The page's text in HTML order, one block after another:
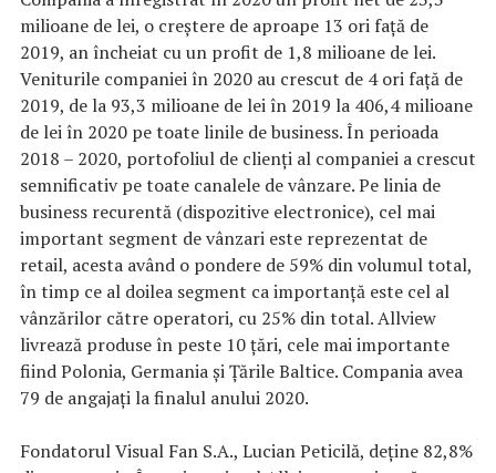
milioane de lei, o creștere de aproape 13 ori față de
2019, an încheiat cu un profit de 1,8 milioane de lei.
Veniturile companiei în 2020 au crescut de 4 ori față de
2019, de la 93,3 milioane de lei în 2019 la 406,4 milioane
de lei în 2020 pe toate linile de business. În perioada
2018 – 2020, portofoliul de clienți al companiei a crescut
semnificativ pe toate canalele de vânzare. Pe linia de
business recurentă (dispozitive electronice), cel mai
important segment de vânzari este reprezentat de
retail, acesta având o pondere de 59% din volumul total,
în timp ce al doilea segment ca importanță este cel al
vânzărilor către operatori, cu 25% din total. Allview
livrează produse în peste 10 țări, cele mai importante
fiind Polonia, Germania și Țările Baltice. Compania avea
79 de angajați la finalul anului 2020.
Fondatorul Visual Fan S.A., Lucian Peticilă, deține 82,8%